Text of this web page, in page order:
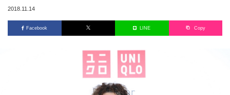
2018.11.14
Facebook LINE Copy